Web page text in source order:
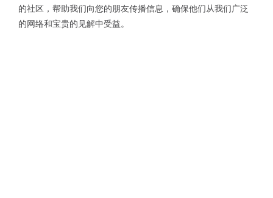
的社区，帮助我们向您的朋友传播信息，确保他们从我们广泛
的网络和宝贵的见解中受益。